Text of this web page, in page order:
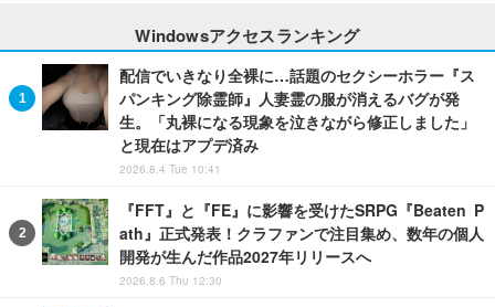
Windowsアクセスランキング
配信でいきなり全裸に…話題のセクシーホラー『ス
パンキング除霊師』人妻霊の服が消えるバグが発
生。「丸裸になる現象を泣きながら修正しました」
と現在はアプデ済み
2026.8.4 Tue 10:41
『FFT』と『FE』に影響を受けたSRPG『Beaten P
ath』正式発表！クラファンで注目集め、数年の個人
開発が生んだ作品2027年リリースへ
2026.8.6 Thu 12:30